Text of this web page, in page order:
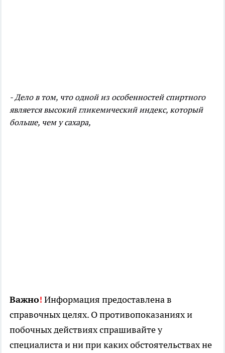
- Дело в том, что одной из особенностей спиртного
является высокий гликемический индекс, который
больше, чем у сахара,
Важно! Информация предоставлена в
справочных целях. О противопоказаниях и
побочных действиях спрашивайте у
специалиста и ни при каких обстоятельствах не